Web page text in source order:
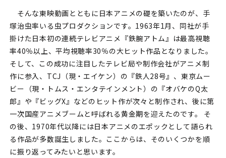
そんな東映動画とともに日本アニメの礎を築いたのが、手
塚治虫率いる虫プロダクションです。1963年1月、同社が手
掛けた日本初の連続テレビアニメ『鉄腕アトム』は最高視聴
率40％以上、平均視聴率30％の大ヒット作品となりました。
そして、この成功に注目したテレビ局や制作会社がアニメ制
作に参入、TCJ（現・エイケン）の『鉄人28号』、東京ムー
ビー（現・トムス・エンタテインメント）の『オバケのQ太
郎』や『ビッグX』などのヒット作が次々と制作され、後に第
一次国産アニメブームと呼ばれる黄金期を迎えたのです。 そ
の後、1970年代以降には日本アニメのエポックとして語られ
る作品が多数誕生しました。ここからは、そのいくつかを順
に振り返ってみたいと思います。